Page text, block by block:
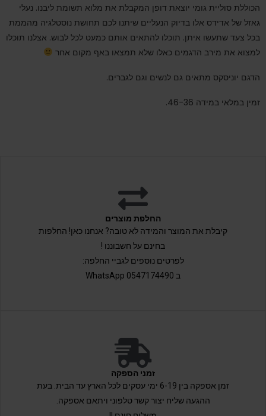
הכוללת סוליית גומי יוצאת דופן המקבלת את מלוא תשומת ליבנו. נעלי
גאזל של אדידס אלו בדיוק הנעליים שיתנו לכם תחושת נוסטלגיה מהממת
בכל צעד שתעשו איתן. תוכלו להתאים אותם כמעט לכל לבוש. אצלנו תוכלו
למצוא את מירב הדגמים כאלו שלא תמצאו באף מקום אחר
הדגם יוניסקס מתאים גם לנשים וגם לגברים.
זמין במלאי במידה 46-36.
החלפת מוצרים
קיבלת את המוצר והמידה לא טובה? אנחנו כאן! החלפות
בחינם על חשבוננו !
לפרטים נוספים לגביי החלפה:
ב 0547174490 WhatsApp
זמני הספקה
זמן אספקה בין 6-19 ימי עסקים לכל הארץ עד הבית. בעת
ההגעה שליח יצור קשר טלפוני ויתאם אספקה.